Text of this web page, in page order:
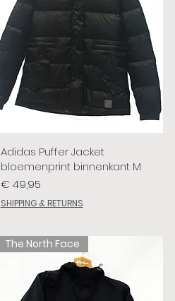
Adidas Puffer Jacket
bloemenprint binnenkant M
Prijs
€ 49,95
SHIPPING & RETURNS
The North Face